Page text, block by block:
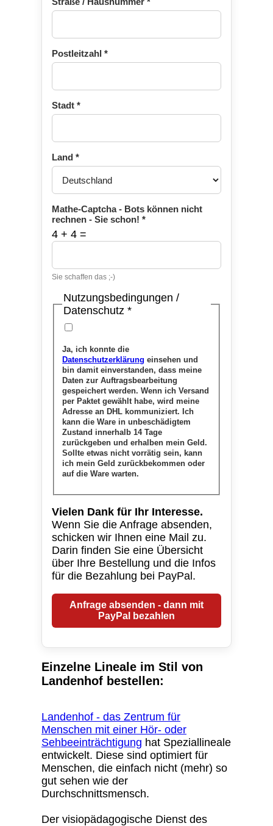
Postleitzahl *
Stadt *
Land *
Mathe-Captcha - Bots können nicht
rechnen - Sie schon! *
4 + 4 =
Sie schaffen das ;-)
Nutzungsbedingungen /
Datenschutz*
Ja, ich konnte die
Datenschutzerklärung einsehen und
bin damit einverstanden, dass meine
Daten zur Auftragsbearbeitung
gespeichert werden. Wenn ich Versand
per Paktet gewählt habe, wird meine
Adresse an DHL kommuniziert. Ich
kann die Ware in unbeschädigtem
Zustand innerhalb 14 Tage
zurückgeben und erhalben mein Geld.
Sollte etwas nicht vorrätig sein, kann
ich mein Geld zurückbekommen oder
auf die Ware warten.
Vielen Dank für Ihr Interesse.
Wenn Sie die Anfrage absenden,
schicken wir Ihnen eine Mail zu.
Darin finden Sie eine Übersicht
über Ihre Bestellung und die Infos
für die Bezahlung bei PayPal.
Anfrage absenden - dann mit
PayPal bezahlen
Einzelne Lineale im Stil von
Landenhof bestellen:
Landenhof - das Zentrum für
Menschen mit einer Hör- oder
Sehbeeinträchtigung hat Speziallineale
entwickelt. Diese sind optimiert für
Menschen, die einfach nicht (mehr) so
gut sehen wie der
Durchschnittsmensch.
Der visiopädagogische Dienst des